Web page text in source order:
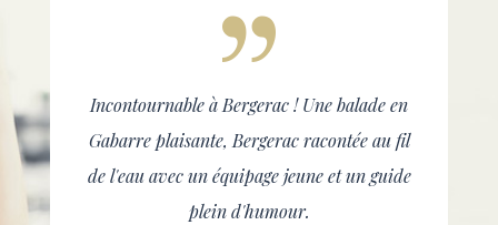
Incontournable à Bergerac ! Une balade en
Gabarre plaisante, Bergerac racontée au fil
de l'eau avec un équipage jeune et un guide
plein d'humour.